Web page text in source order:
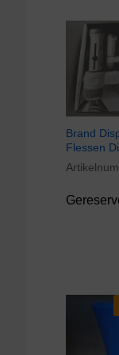
Brand
Flessen